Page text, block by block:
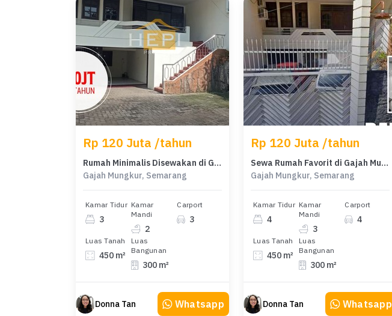
Rp 120 Juta /tahun
Rumah Minimalis Disewakan di Gajah Mungkur, Semarang, Harga Ekonomis
Gajah Mungkur, Semarang
Kamar Tidur
3
Kamar
Mandi
2
Carport
3
Luas Tanah
450 m²
Luas
Bangunan
300 m²
Donna Tan Whatsapp
Rp 120 Juta /tahun
Sewa Rumah Favorit di Gajah Mungkur, Semarang, Harga Terjangkau
Gajah Mungkur, Semarang
Kamar Tidur
4
Kamar
Mandi
3
Carport
4
Luas Tanah
450 m²
Luas
Bangunan
300 m²
Donna Tan Whatsapp